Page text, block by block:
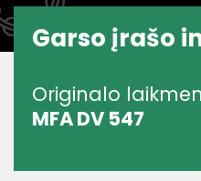
Garso įrašo
Originalo
MFA DV 547